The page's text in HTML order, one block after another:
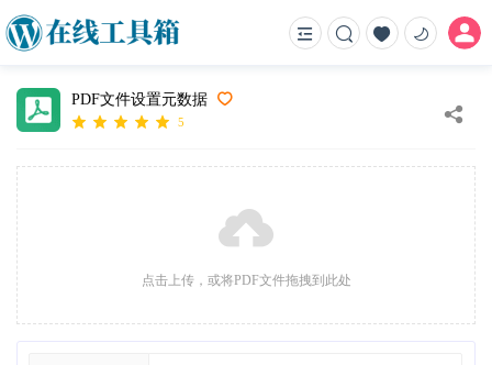
PDF文件设置元数据
5
点击上传，或将PDF文件拖拽到此处